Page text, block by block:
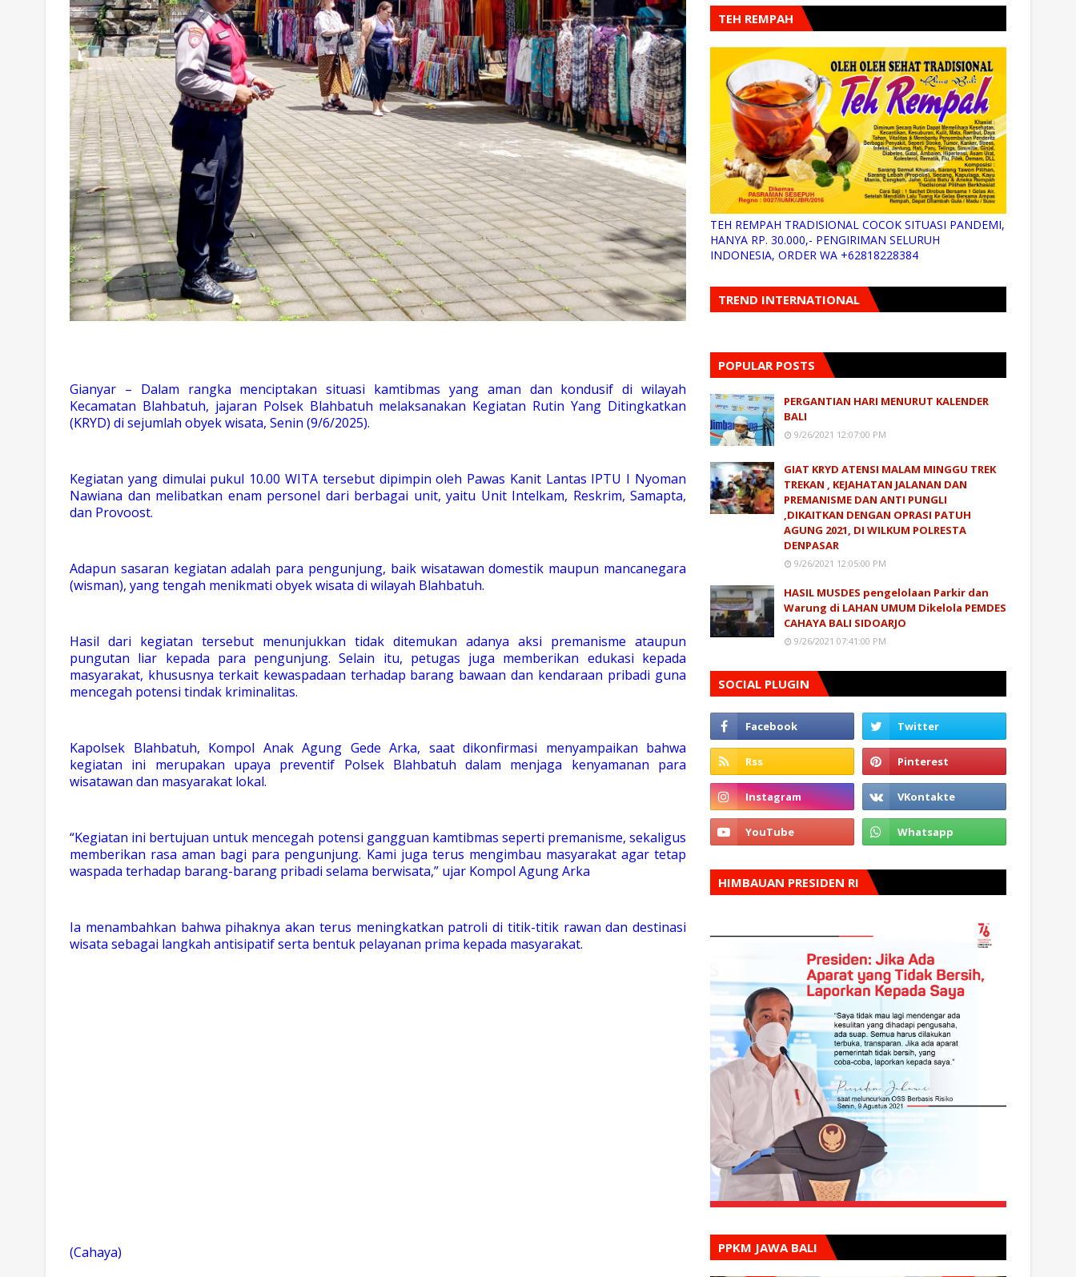
Gianyar – Dalam rangka menciptakan situasi kamtibmas yang aman dan kondusif di wilayah
Kecamatan Blahbatuh, jajaran Polsek Blahbatuh melaksanakan Kegiatan Rutin Yang Ditingkatkan
(KRYD) di sejumlah obyek wisata, Senin (9/6/2025).
Kegiatan yang dimulai pukul 10.00 WITA tersebut dipimpin oleh Pawas Kanit Lantas IPTU I Nyoman
Nawiana dan melibatkan enam personel dari berbagai unit, yaitu Unit Intelkam, Reskrim, Samapta,
dan Provoost.
Adapun sasaran kegiatan adalah para pengunjung, baik wisatawan domestik maupun mancanegara
(wisman), yang tengah menikmati obyek wisata di wilayah Blahbatuh.
Hasil dari kegiatan tersebut menunjukkan tidak ditemukan adanya aksi premanisme ataupun
pungutan liar kepada para pengunjung. Selain itu, petugas juga memberikan edukasi kepada
masyarakat, khususnya terkait kewaspadaan terhadap barang bawaan dan kendaraan pribadi guna
mencegah potensi tindak kriminalitas.
Kapolsek Blahbatuh, Kompol Anak Agung Gede Arka, saat dikonfirmasi menyampaikan bahwa
kegiatan ini merupakan upaya preventif Polsek Blahbatuh dalam menjaga kenyamanan para
wisatawan dan masyarakat lokal.
“Kegiatan ini bertujuan untuk mencegah potensi gangguan kamtibmas seperti premanisme, sekaligus
memberikan rasa aman bagi para pengunjung. Kami juga terus mengimbau masyarakat agar tetap
waspada terhadap barang-barang pribadi selama berwisata,” ujar Kompol Agung Arka
Ia menambahkan bahwa pihaknya akan terus meningkatkan patroli di titik-titik rawan dan destinasi
wisata sebagai langkah antisipatif serta bentuk pelayanan prima kepada masyarakat.
(Cahaya)
TEH REMPAH
TEH REMPAH TRADISIONAL COCOK SITUASI PANDEMI,
HANYA RP. 30.000,- PENGIRIMAN SELURUH
INDONESIA, ORDER WA +62818228384
TREND INTERNATIONAL
POPULAR POSTS
PERGANTIAN HARI MENURUT KALENDER
BALI
9/26/2021 12:07:00 PM
GIAT KRYD ATENSI MALAM MINGGU TREK
TREKAN , KEJAHATAN JALANAN DAN
PREMANISME DAN ANTI PUNGLI
,DIKAITKAN DENGAN OPRASI PATUH
AGUNG 2021, DI WILKUM POLRESTA
DENPASAR
9/26/2021 12:05:00 PM
HASIL MUSDES pengelolaan Parkir dan
Warung di LAHAN UMUM Dikelola PEMDES
CAHAYA BALI SIDOARJO
9/26/2021 07:41:00 PM
SOCIAL PLUGIN
HIMBAUAN PRESIDEN RI
PPKM JAWA BALI